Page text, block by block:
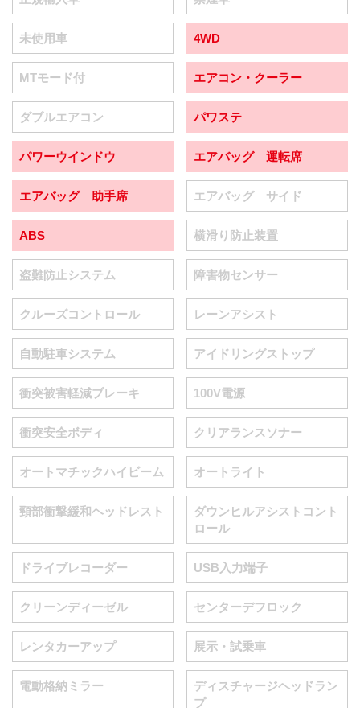
未使用車 4WD
MTモード付 エアコン・クーラー
ダブルエアコン パワステ
パワーウインドウ エアバッグ 運転席
エアバッグ 助手席 エアバッグ サイド
ABS 横滑り防止装置
盗難防止システム 障害物センサー
クルーズコントロール レーンアシスト
自動駐車システム アイドリングストップ
衝突被害軽減ブレーキ 100V電源
衝突安全ボディ クリアランスソナー
オートマチックハイビーム オートライト
頸部衝撃緩和ヘッドレスト
ダウンヒルアシストコント
ロール
ドライブレコーダー USB入力端子
クリーンディーゼル センターデフロック
レンタカーアップ 展示・試乗車
電動格納ミラー
ディスチャージヘッドラン
プ